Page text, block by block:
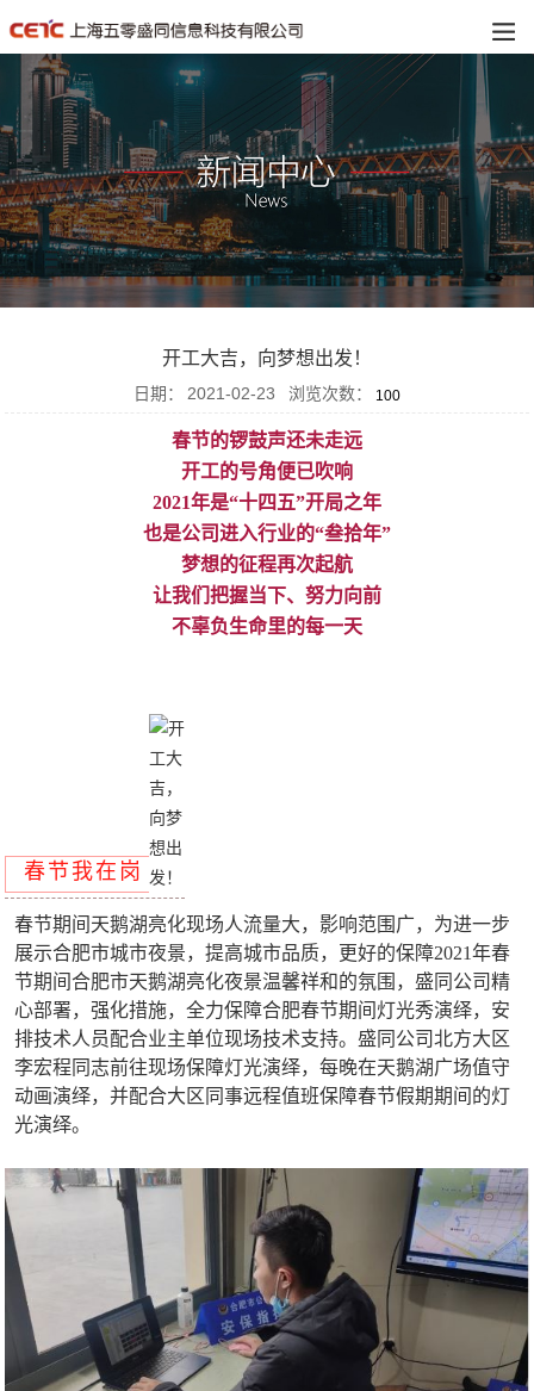
开工大吉，向梦想出发！
日期： 2021-02-23 浏览次数： 100
春节的锣鼓声还未走远
开工的号角便已吹响
2021年是“十四五”开局之年
也是公司进入行业的“叁拾年”
梦想的征程再次起航
让我们把握当下、努力向前
不辜负生命里的每一天
春节我在岗
春节期间天鹅湖亮化现场人流量大，影响范围广，为进一步
展示合肥市城市夜景，提高城市品质，更好的保障2021年春
节期间合肥市天鹅湖亮化夜景温馨祥和的氛围，盛同公司精
心部署，强化措施，全力保障合肥春节期间灯光秀演绎，安
排技术人员配合业主单位现场技术支持。盛同公司北方大区
李宏程同志前往现场保障灯光演绎，每晚在天鹅湖广场值守
动画演绎，并配合大区同事远程值班保障春节假期期间的灯
光演绎。